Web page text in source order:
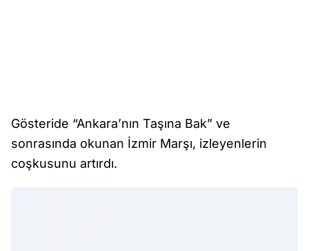
Gösteride “Ankara’nın Taşına Bak” ve
sonrasında okunan İzmir Marşı, izleyenlerin
coşkusunu artırdı.